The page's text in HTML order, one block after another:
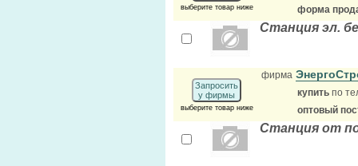
выберите товар ниже
форма
Станция эл.
Запросить
у фирмы
выберите товар ниже
фирма
купить по
оптовый
Станция от